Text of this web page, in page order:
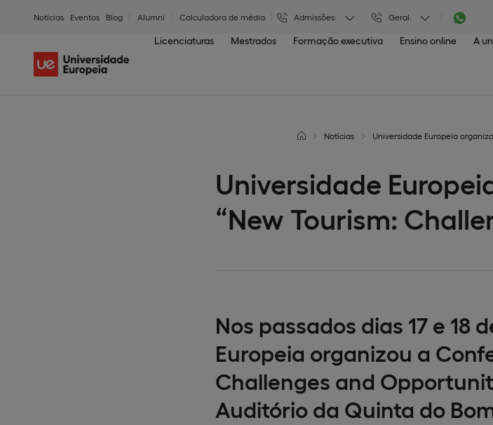
Notícias Eventos Blog Alumni Calculadora de média Admissões: Geral:
Licenciaturas Mestrados Formação executiva Ensino online A
Notícias Universidade Europeia
Universidade
“New Tourism:
Nos passados dias 17 e 18
Europeia organizou a
Challenges and
Auditório da Quinta do